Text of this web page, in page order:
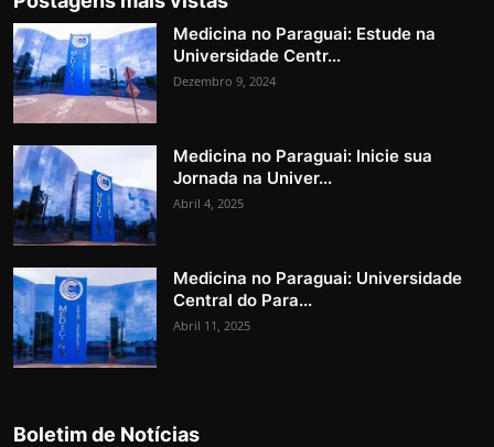
Medicina no Paraguai: Estude na
Universidade Centr...
Dezembro 9, 2024
Medicina no Paraguai: Inicie sua
Jornada na Univer...
Abril 4, 2025
Medicina no Paraguai: Universidade
Central do Para...
Abril 11, 2025
Boletim de Notícias